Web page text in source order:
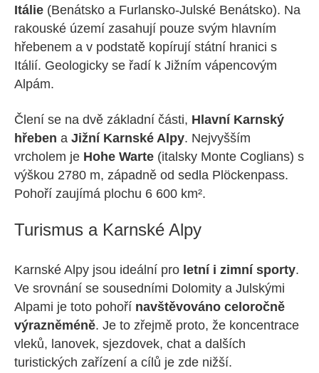
Itálie (Benátsko a Furlansko-Julské Benátsko). Na
rakouské území zasahují pouze svým hlavním
hřebenem a v podstatě kopírují státní hranici s
Itálií. Geologicky se řadí k Jižním vápencovým
Alpám.
Člení se na dvě základní části, Hlavní Karnský
hřeben a Jižní Karnské Alpy. Nejvyšším
vrcholem je Hohe Warte (italsky Monte Coglians) s
výškou 2780 m, západně od sedla Plöckenpass.
Pohoří zaujímá plochu 6 600 km².
Turismus a Karnské Alpy
Karnské Alpy jsou ideální pro letní i zimní sporty.
Ve srovnání se sousedními Dolomity a Julskými
Alpami je toto pohoří navštěvováno celoročně
výrazněméně. Je to zřejmě proto, že koncentrace
vleků, lanovek, sjezdovek, chat a dalších
turistických zařízení a cílů je zde nižší.